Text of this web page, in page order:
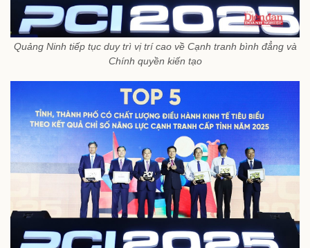
Quảng Ninh tiếp tục duy trì vị trí cao về Cạnh tranh bình đẳng và
Chính quyền kiến tạo